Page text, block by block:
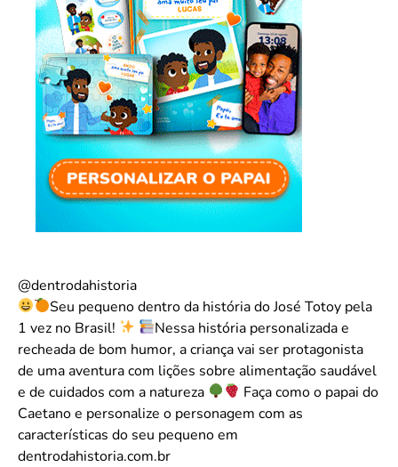
@dentrodahistoria
Seu pequeno dentro da história do José Totoy pela
1 vez no Brasil!
Nessa história personalizada e
recheada de bom humor, a criança vai ser protagonista
de uma aventura com lições sobre alimentação saudável
e de cuidados com a natureza
Faça como o papai do
Caetano e personalize o personagem com as
características do seu pequeno em
dentrodahistoria.com.br